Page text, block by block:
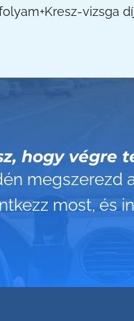
vizsga
hogy végre
megszerezd
most, és